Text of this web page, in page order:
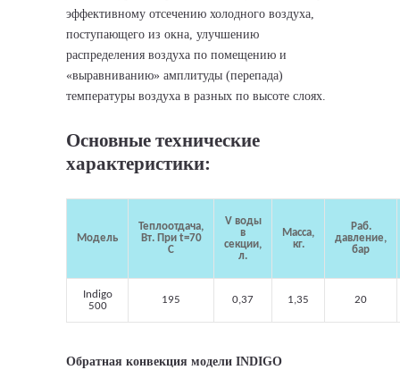
эффективному отсечению холодного воздуха,
поступающего из окна, улучшению
распределения воздуха по помещению и
«выравниванию» амплитуды (перепада)
температуры воздуха в разных по высоте слоях.
Основные технические
характеристики:
Модель
Теплоотдача,
Вт. При t=70
С
V воды
в
секции,
л.
Масса,
кг.
Раб.
давление,
бар
Indigo
500
195 0,37 1,35 20
Обратная конвекция модели INDIGO